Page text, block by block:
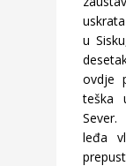
u
ovdje
teška
leđa